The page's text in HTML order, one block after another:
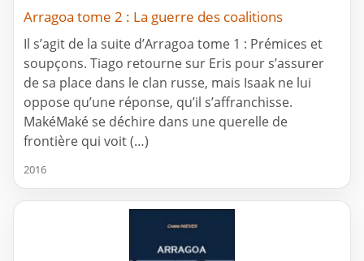
Arragoa tome 2 : La guerre des coalitions
Il s’agit de la suite d’Arragoa tome 1 : Prémices et
soupçons. Tiago retourne sur Eris pour s’assurer
de sa place dans le clan russe, mais Isaak ne lui
oppose qu’une réponse, qu’il s’affranchisse.
MakéMaké se déchire dans une querelle de
frontière qui voit (…)
2016